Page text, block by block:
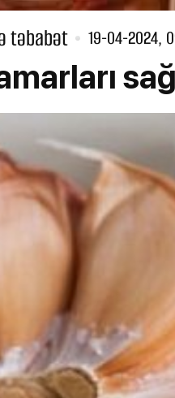
təbabət 19-04-2024,